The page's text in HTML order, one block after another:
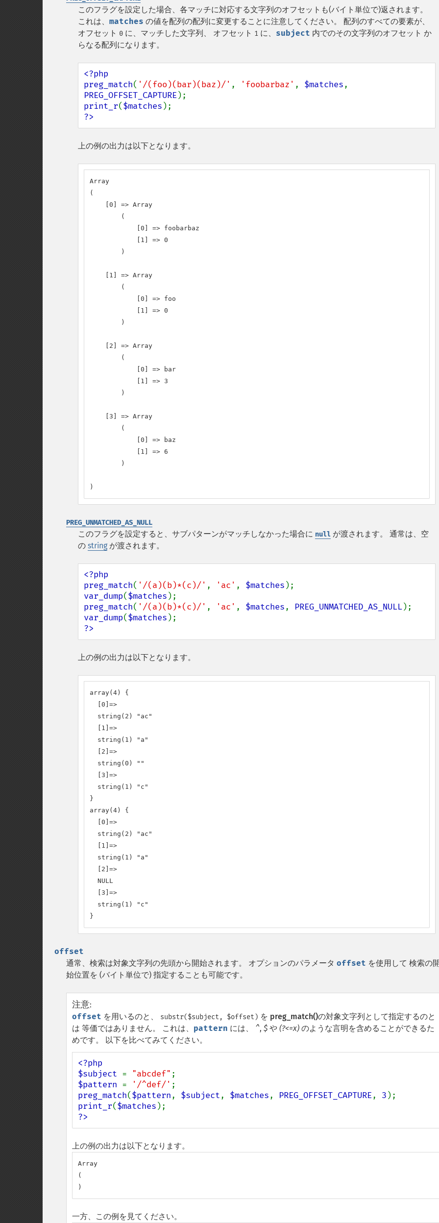
このフラグを設定した場合、各マッチに対応する文字列のオフセットも(バイト単位で)返されます。
これは、 matches の値を配列の配列に変更することに注意してください。 配列のすべての要素が、
オフセット 0 に、マッチした文字列、 オフセット 1 に、 subject 内でのその文字列のオフセット か
らなる配列になります。
<?php
preg_match( '/(foo)(bar)(baz)/' , 'foobarbaz' , $matches
PREG_OFFSET_CAPTURE
print_r($matches
?>
上の例の出力は以下となります。
Array
(
    [0] => Array
        (
            [0] => foobarbaz
            [1] => 0
        )
    [1] => Array
        (
            [0] => foo
            [1] => 0
        )
    [2] => Array
        (
            [0] => bar
            [1] => 3
        )
    [3] => Array
        (
            [0] => baz
            [1] => 6
        )
)
PREG_UNMATCHED_AS_NULL
このフラグを設定すると、サブパターンがマッチしなかった場合に null が渡されます。 通常は、空
の string が渡されます。
<?php
preg_match( '/(a)(b)*(c)/' , 'ac' , $matches
var_dump($matches
preg_match( '/(a)(b)*(c)/' , 'ac' , $matches, PREG_UNMATCHED_AS_NULL
var_dump($matches
?>
上の例の出力は以下となります。
array(4) {
  [0]=>
  string(2) "ac"
  [1]=>
  string(1) "a"
  [2]=>
  string(0) ""
  [3]=>
  string(1) "c"
}
array(4) {
  [0]=>
  string(2) "ac"
  [1]=>
  string(1) "a"
  [2]=>
  NULL
  [3]=>
  string(1) "c"
}
offset
通常、検索は対象文字列の先頭から開始されます。 オプションのパラメータ offset を使用して 検索の
始位置を (バイト単位で) 指定することも可能です。
注意:
offset を用いるのと、 substr($subject, $offset) を preg_match()の対象文字列として指定するのと
は 等価ではありません。 これは、 pattern には、 ^, $ や (?<=x) のような言明を含めることができるた
めです。 以下を比べてみてください。
<?php
$subject = "abcdef"
$pattern = '/^def/'
preg_match($pattern, $subject, $matches, PREG_OFFSET_CAPTURE, 3
print_r($matches
?>
上の例の出力は以下となります。
Array
(
一方、この例を見てください。